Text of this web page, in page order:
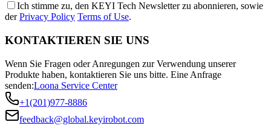
Ich stimme zu, den KEYI Tech Newsletter zu abonnieren, sowie
derPrivacy Policy Terms of Use.
KONTAKTIEREN SIE UNS
Wenn Sie Fragen oder Anregungen zur Verwendung unserer
Produkte haben, kontaktieren Sie uns bitte. Eine Anfrage
senden:Loona Service Center
+1(201)977-8886
feedback@global.keyirobot.com